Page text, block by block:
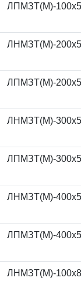
ЛПМЗТ(М)-
ЛНМЗТ(М)-
ЛПМЗТ(М)-
ЛНМЗТ(М)-
ЛПМЗТ(М)-
ЛНМЗТ(М)-
ЛПМЗТ(М)-
ЛНМЗТ(М)-